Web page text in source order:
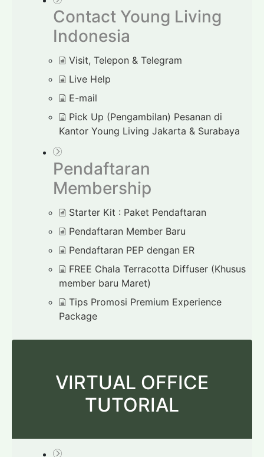
Contact Young Living
Indonesia
Visit, Telepon & Telegram
Live Help
E-mail
Pick Up (Pengambilan) Pesanan di
Kantor Young Living Jakarta & Surabaya
Pendaftaran
Membership
Starter Kit : Paket Pendaftaran
Pendaftaran Member Baru
Pendaftaran PEP dengan ER
FREE Chala Terracotta Diffuser (Khusus
member baru Maret)
Tips Promosi Premium Experience
Package
VIRTUAL OFFICE
TUTORIAL